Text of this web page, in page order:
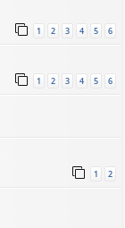
1 2 3 4 5 6
1 2 3 4 5 6
1 2